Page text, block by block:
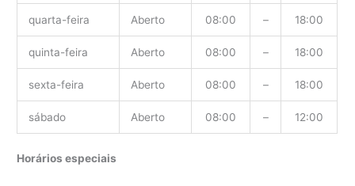
quarta-feira Aberto 08:00 – 18:00
quinta-feira Aberto 08:00 – 18:00
sexta-feira Aberto 08:00 – 18:00
sábado Aberto 08:00 – 12:00
Horários especiais